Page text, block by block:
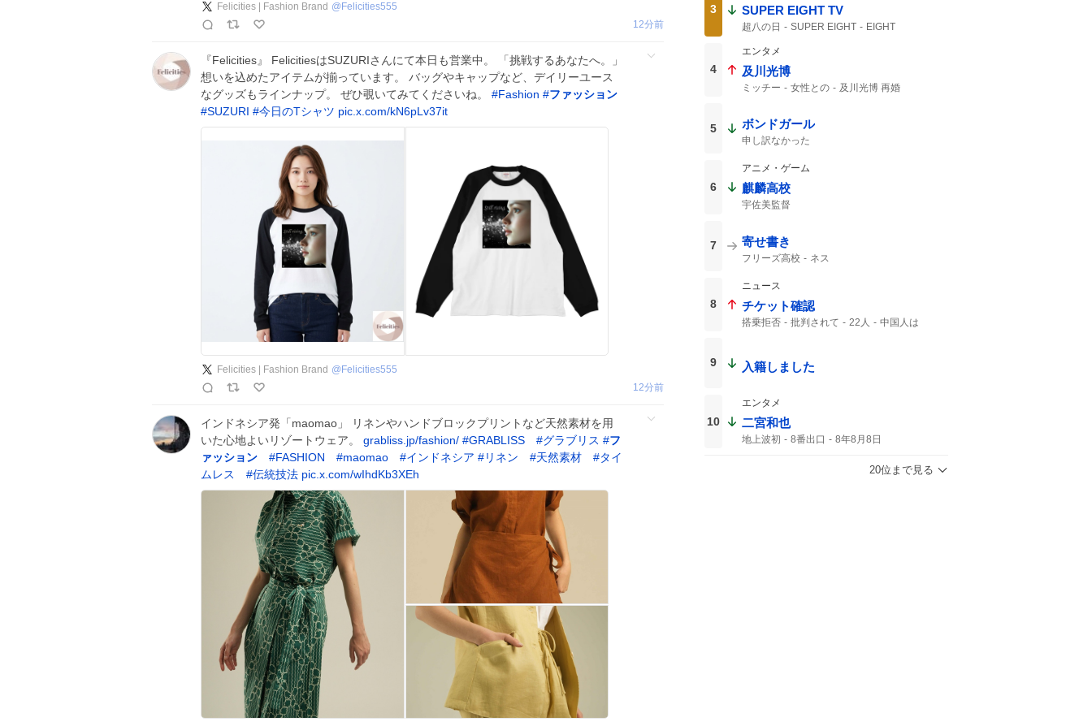
Felicities | Fashion Brand @ Felicities555
12分前
『Felicities』 FelicitiesはSUZURIさんにて本日も営業中。 「挑戦するあなたへ。」
想いを込めたアイテムが揃っています。 バッグやキャップなど、デイリーユース
なグッズもラインナップ。 ぜひ覗いてみてくださいね。 #Fashion #ファッション
#SUZURI #今日のTシャツ pic.x.com/kN6pLv37it
Felicities | Fashion Brand @ Felicities555
12分前
インドネシア発「maomao」 リネンやハンドブロックプリントなど天然素材を用
いた心地よいリゾートウェア。 grabliss.jp/fashion/ #GRABLISS #グラブリス #フ
ァッション
#FASHION #maomao #インドネシア #リネン #天然素材 #タイ
ムレス
#伝統技法 pic.x.com/wIhdKb3XEh
3 SUPER EIGHT TV
超八の日 SUPER EIGHT EIGHT
4
エンタメ
及川光博
ミッチー 女性との
及川光博 再婚
5 ボンドガール
申し訳なかった
6
アニメ・ゲーム
麒麟高校
宇佐美監督
7 寄せ書き
フリーズ高校 ネス
8
ニュース
チケット確認
搭乗拒否 批判されて 22人
中国人は
9 入籍しました
10
エンタメ
二宮和也
地上波初 8番出口
8年8月8日
20位まで見る